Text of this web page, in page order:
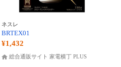
ネスレ
BRTEX01
¥1,432
総合通販サイト 家電横丁 PLUS